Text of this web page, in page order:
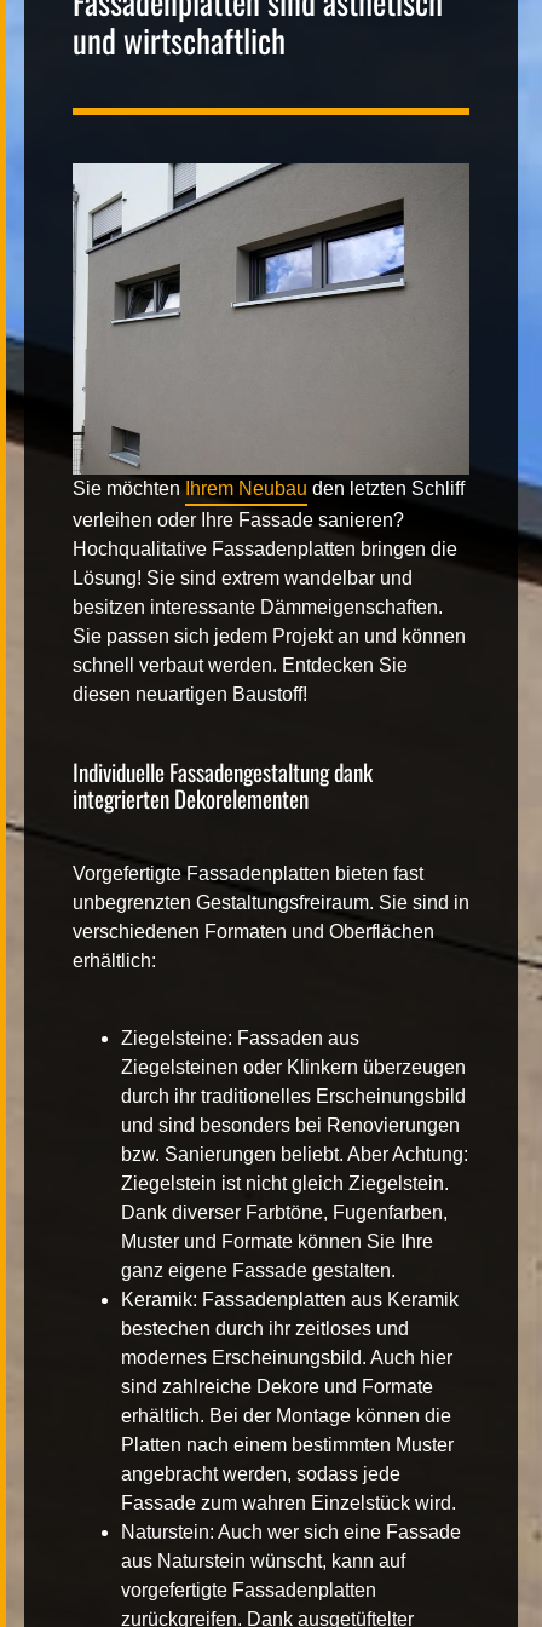
Kontakt
und wirtschaftlich
Sie möchten Ihrem Neubau den letzten Schliff
verleihen oder Ihre Fassade sanieren?
Hochqualitative Fassadenplatten bringen die
Lösung! Sie sind extrem wandelbar und
besitzen interessante Dämmeigenschaften.
Sie passen sich jedem Projekt an und können
schnell verbaut werden. Entdecken Sie
diesen neuartigen Baustoff!
Individuelle Fassadengestaltung dank
integrierten Dekorelementen
Vorgefertigte Fassadenplatten bieten fast
unbegrenzten Gestaltungsfreiraum. Sie sind in
verschiedenen Formaten und Oberflächen
erhältlich:
Ziegelsteine: Fassaden aus
Ziegelsteinen oder Klinkern überzeugen
durch ihr traditionelles Erscheinungsbild
und sind besonders bei Renovierungen
bzw. Sanierungen beliebt. Aber Achtung:
Ziegelstein ist nicht gleich Ziegelstein.
Dank diverser Farbtöne, Fugenfarben,
Muster und Formate können Sie Ihre
ganz eigene Fassade gestalten.
Keramik: Fassadenplatten aus Keramik
bestechen durch ihr zeitloses und
modernes Erscheinungsbild. Auch hier
sind zahlreiche Dekore und Formate
erhältlich. Bei der Montage können die
Platten nach einem bestimmten Muster
angebracht werden, sodass jede
Fassade zum wahren Einzelstück wird.
Naturstein: Auch wer sich eine Fassade
aus Naturstein wünscht, kann auf
vorgefertigte Fassadenplatten
zurückgreifen. Dank ausgetüftelter